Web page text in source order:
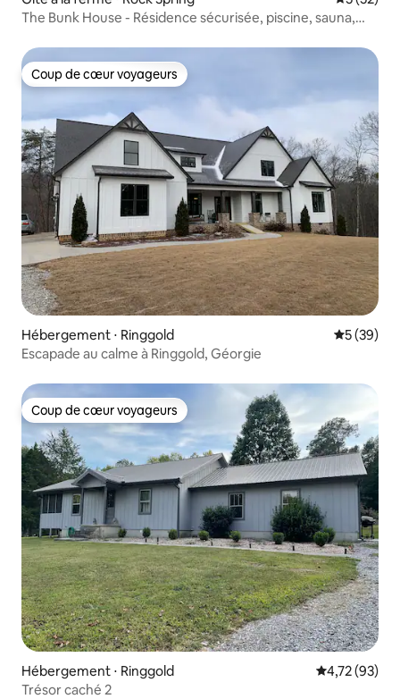
The Bunk House - Résidence sécurisée, piscine, sauna,
Coup de cœur voyageurs
Coup de cœur voyageurs
Hébergement ⋅ Ringgold
5 (39)
Escapade au calme à Ringgold, Géorgie
Coup de cœur voyageurs
Coup de cœur voyageurs
Hébergement ⋅ Ringgold Évaluation
4,72 (93)
Trésor caché 2